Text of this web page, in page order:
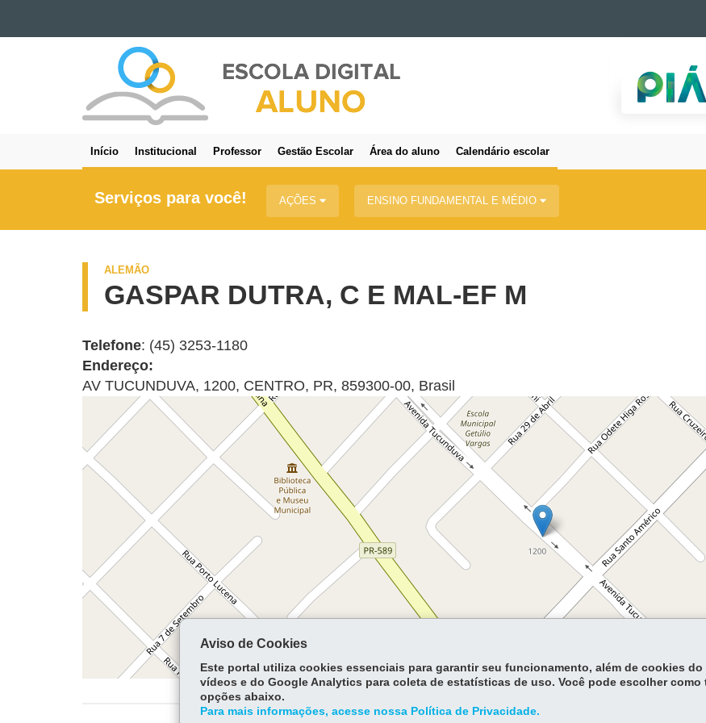
Ir para a navegaçãoIDIOMAS
Navegação
principal
Início Institucional Professor Gestão Escolar Área do aluno Calendário escolar
Serviços para você! AÇÕES ENSINO FUNDAMENTAL E MÉDIO
ALEMÃO
GASPAR DUTRA, C E MAL-EF M
Telefone: (45) 3253-1180
Endereço:
AV TUCUNDUVA, 1200, CENTRO, PR, 859300-00, Brasil
Aviso de Cookies
Este portal utiliza cookies essenciais para garantir seu funcionamento, além de cookies do
vídeos e do Google Analytics para coleta de estatísticas de uso. Você pode escolher
opções abaixo.
Para mais informações, acesse nossa Política de Privacidade.